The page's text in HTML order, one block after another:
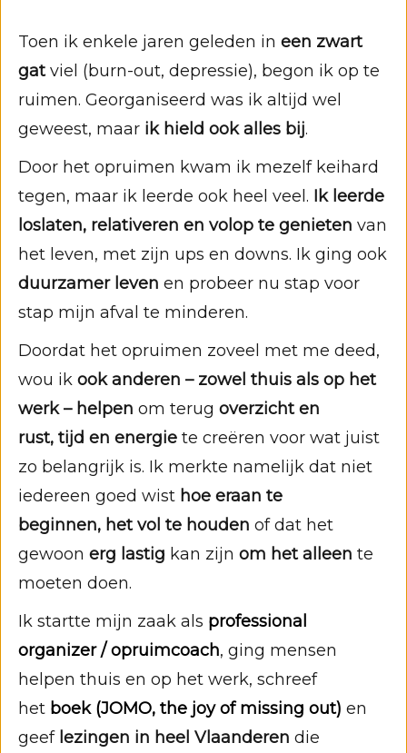
Toen ik enkele jaren geleden in een zwart
gatviel (burn-out, depressie), begon ik op te
ruimen. Georganiseerd was ik altijd wel
geweest, maar ik hield ook alles bij.
Door het opruimen kwam ik mezelf keihard
tegen, maar ik leerde ook heel veel. Ik leerde
loslaten, relativeren en volop te genieten van
het leven, met zijn ups en downs. Ik ging ook
duurzamer leven en probeer nu stap voor
stap mijn afval te minderen.
Doordat het opruimen zoveel met me deed,
wou ik ook anderen – zowel thuis als op het
werk – helpen om terug overzicht en
rust, tijd en energie te creëren voor wat juist
zo belangrijk is. Ik merkte namelijk dat niet
iedereen goed wist hoe eraan te
beginnen, het vol te houden of dat het
gewoon erg lastig kan zijn om het alleen te
moeten doen.
Ik startte mijn zaak als professional
organizer / opruimcoach, ging mensen
helpen thuis en op het werk, schreef
het boek (JOMO, the joy of missing out) en
geef lezingen in heel Vlaanderen die